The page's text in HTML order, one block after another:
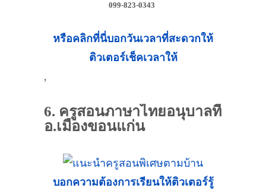
099-823-0343
หรือคลิกที่นี่บอกวันเวลาที่สะดวกให้
ติวเตอร์เช็คเวลาให้
,
6. ครูสอนภาษาไทยอนุบาลที่
อ.เมืองขอนแก่น
บอกความต้องการเรียนให้ติวเตอร์รู้